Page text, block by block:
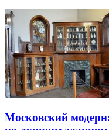
Московский